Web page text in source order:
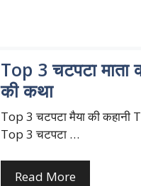
Top 3 चटपटा माता
की कथा
Top 3 चटपटा मैया की
Top 3 चटपटा …
Read More